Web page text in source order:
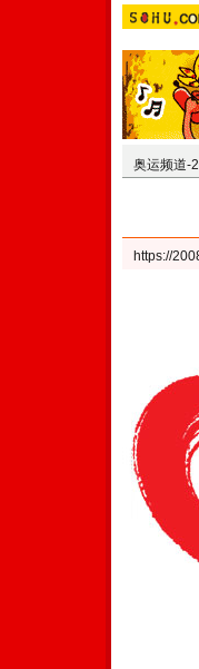
奥运频道-
https://